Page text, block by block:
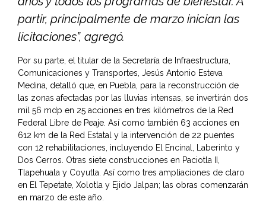
partir, principalmente de marzo inician las
licitaciones”, agregó.
Por su parte, el titular de la Secretaría de Infraestructura,
Comunicaciones y Transportes, Jesús Antonio Esteva
Medina, detalló que, en Puebla, para la reconstrucción de
las zonas afectadas por las lluvias intensas, se invertirán dos
mil 56 mdp en 25 acciones en tres kilómetros de la Red
Federal Libre de Peaje. Así como también 63 acciones en
612 km de la Red Estatal y la intervención de 22 puentes
con 12 rehabilitaciones, incluyendo El Encinal, Laberinto y
Dos Cerros. Otras siete construcciones en Paciotla II,
Tlapehuala y Coyutla. Así como tres ampliaciones de claro
en El Tepetate, Xolotla y Ejido Jalpan; las obras comenzarán
en marzo de este año.